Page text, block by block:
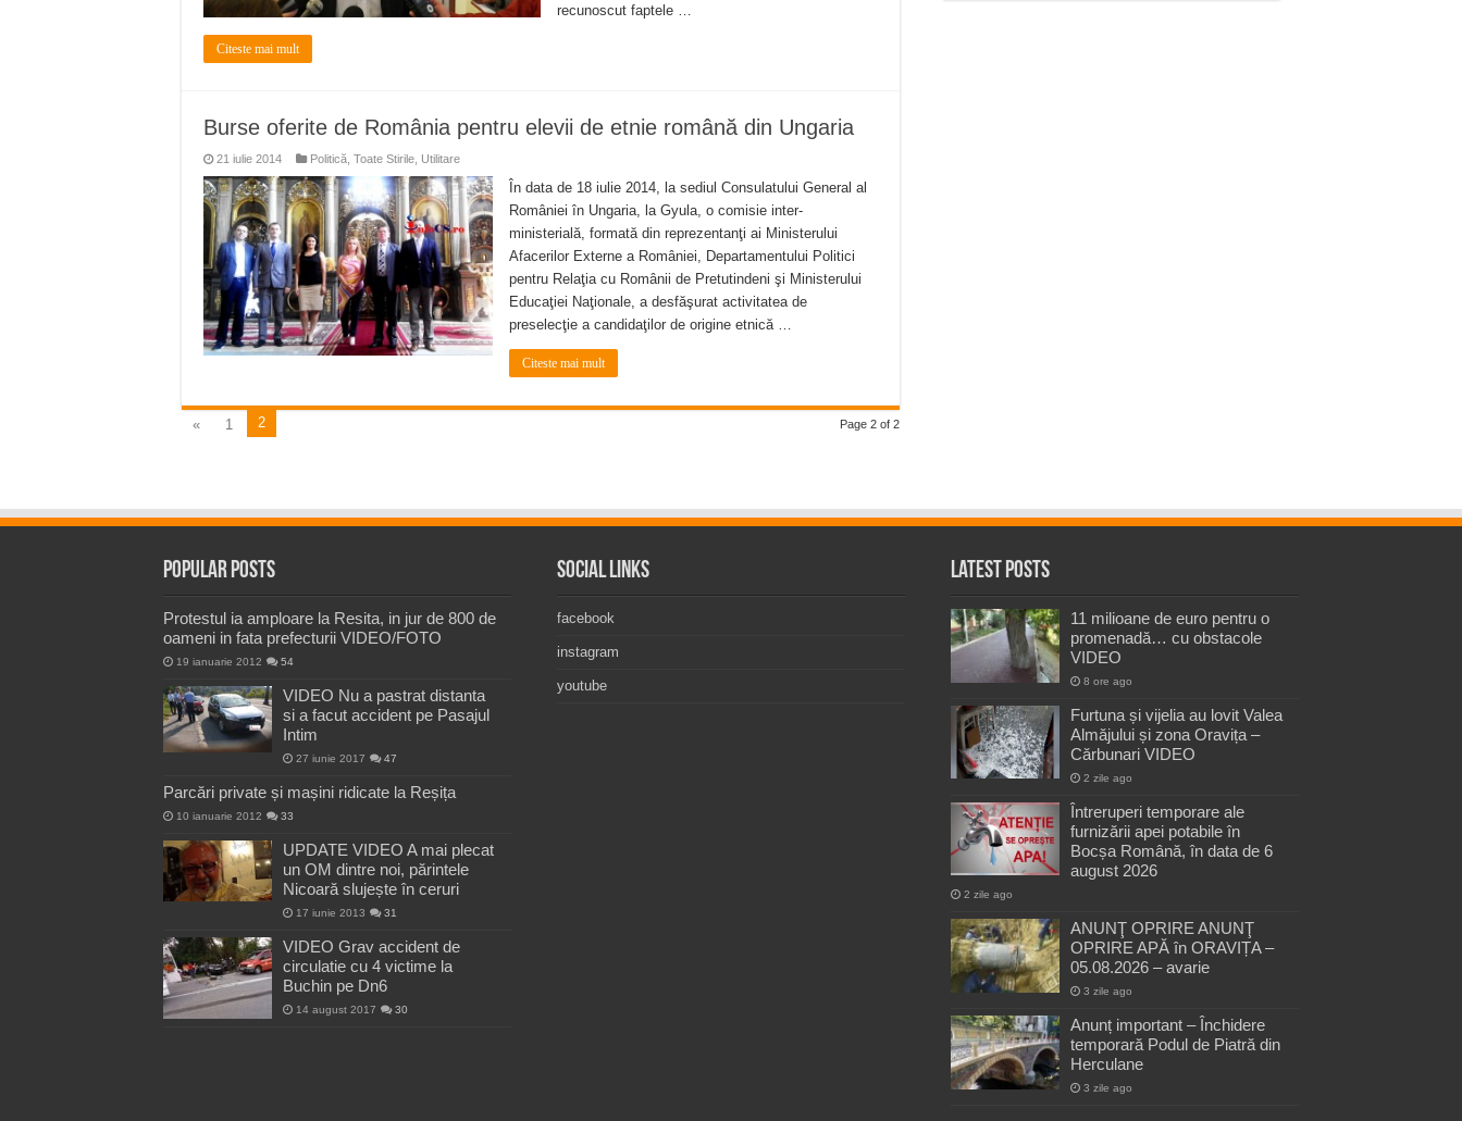
recunoscut faptele …
Citeste mai mult
Burse oferite de România pentru elevii de etnie română din Ungaria
21 iulie 2014 Politică Toate Stirile Utilitare
În data de 18 iulie 2014, la sediul Consulatului General al
României în Ungaria, la Gyula, o comisie inter-
ministerială, formată din reprezentanţi ai Ministerului
Afacerilor Externe a României, Departamentului Politici
pentru Relaţia cu Românii de Pretutindeni şi Ministerului
Educaţiei Naţionale, a desfăşurat activitatea de
preselecţie a candidaţilor de origine etnică …
Citeste mai mult
Page 2 of 2
« 1 2
Popular Posts
Protestul ia amploare la Resita, in jur de 800 de
oameni in fata prefecturii VIDEO/FOTO
19 ianuarie 2012 54
VIDEO Nu a pastrat distanta
si a facut accident pe Pasajul
Intim
27 iunie 2017 47
Parcări private și mașini ridicate la Reșița
10 ianuarie 2012 33
UPDATE VIDEO A mai plecat
un OM dintre noi, părintele
Nicoară slujește în ceruri
17 iunie 2013 31
VIDEO Grav accident de
circulatie cu 4 victime la
Buchin pe Dn6
14 august 2017 30
Social Links
facebook
instagram
youtube
Latest Posts
11 milioane de euro pentru o
promenadă… cu obstacole
VIDEO
8 ore ago
Furtuna și vijelia au lovit Valea
Almăjului și zona Oravița –
Cărbunari VIDEO
2 zile ago
Întreruperi temporare ale
furnizării apei potabile în
Bocșa Română, în data de 6
august 2026
2 zile ago
ANUNŢ OPRIRE ANUNŢ
OPRIRE APĂ în ORAVIȚA –
05.08.2026 – avarie
3 zile ago
Anunț important – Închidere
temporară Podul de Piatră din
Herculane
3 zile ago